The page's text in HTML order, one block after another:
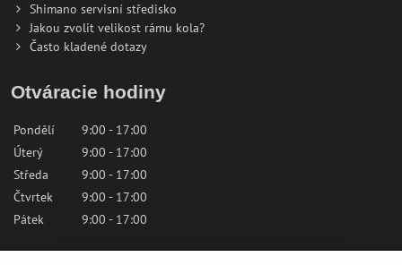
Shimano servisní středisko
Jakou zvolit velikost rámu kola?
Často kladené dotazy
Otváracie hodiny
Pondělí
9:00 - 17:00
Úterý
9:00 - 17:00
Středa
9:00 - 17:00
Čtvrtek
9:00 - 17:00
Pátek
9:00 - 17:00